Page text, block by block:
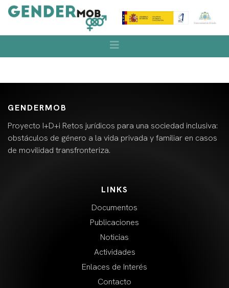
GENDERMOB
Proyecto I+D+i Retos jurídicos para una sociedad inclusiva:
obstáculos de género a la vida privada y familiar en casos
de movilidad transfronteriza.
LINKS
Documentos
Publicaciones
Noticias
Actividades
Enlaces de Interés
Contacto